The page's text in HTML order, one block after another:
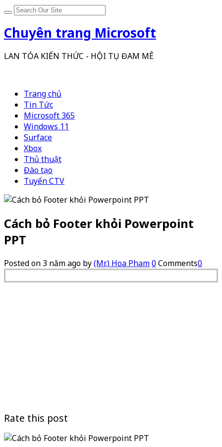
Chuyên trang Microsoft
LAN TỎA KIẾN THỨC - HỘI TỤ ĐAM MÊ
Trang chủ
Tin Tức
Microsoft 365
Windows 11
Surface
Xbox
Thủ thuật
Đào tạo
Tuyển CTV
Cách bỏ Footer khỏi Powerpoint
PPT
Posted on 3 năm ago by(Mr.) Hoa Pham0Comments0
Rate this post